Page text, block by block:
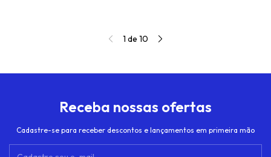
1 de 10
Receba nossas ofertas
Cadastre-se para receber descontos e lançamentos em primeira mão